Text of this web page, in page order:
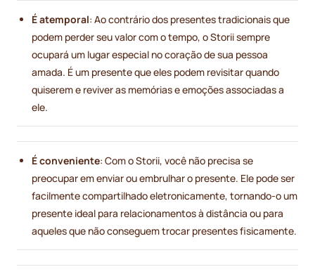
É atemporal: Ao contrário dos presentes tradicionais que
podem perder seu valor com o tempo, o Storii sempre
ocupará um lugar especial no coração de sua pessoa
amada. É um presente que eles podem revisitar quando
quiserem e reviver as memórias e emoções associadas a
ele.
É conveniente: Com o Storii, você não precisa se
preocupar em enviar ou embrulhar o presente. Ele pode ser
facilmente compartilhado eletronicamente, tornando-o um
presente ideal para relacionamentos à distância ou para
aqueles que não conseguem trocar presentes fisicamente.